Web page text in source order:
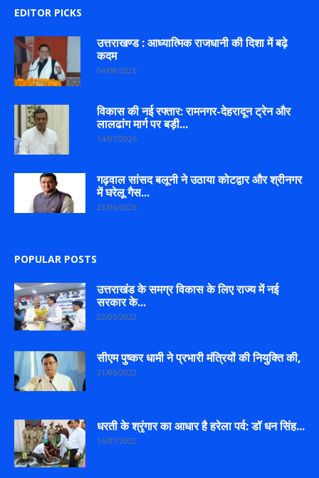
EDITOR PICKS
उत्तराखण्ड : आध्यात्मिक राजधानी की दिशा में बढ़े
कदम
04/08/2026
विकास की नई रफ्तार: रामनगर-देहरादून ट्रेन और
लालढांग मार्ग पर बड़ी...
14/07/2026
गढ़वाल सांसद बलूनी ने उठाया कोटद्वार और श्रीनगर
में घरेलू गैस...
23/06/2026
POPULAR POSTS
उत्तराखंड के समग्र विकास के लिए राज्य में नई
सरकार के...
22/05/2022
सीएम पुष्कर धामी ने प्रभारी मंत्रियों की नियुक्ति की,
21/06/2022
धरती के श्रृंगार का आधार है हरेला पर्व: डॉ धन सिंह...
16/07/2022